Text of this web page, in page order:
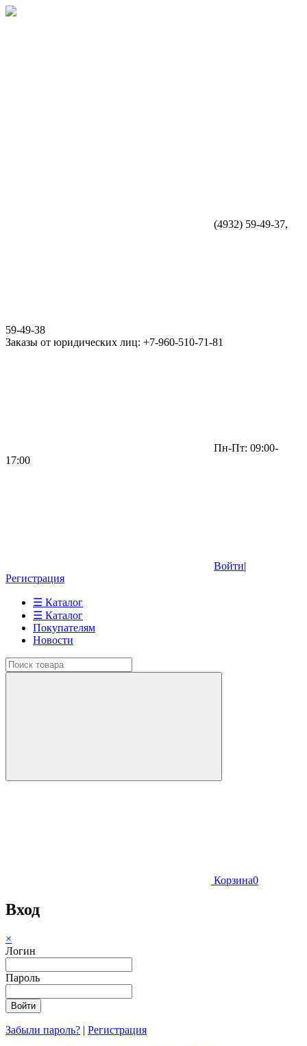
(4932) 59-49-37,
59-49-38
Заказы от юридических лиц: +7-960-510-71-81
Пн-Пт: 09:00-
17:00
Войти|
Регистрация
☰ Каталог
☰ Каталог
Покупателям
Новости
Корзина0
Вход
×
Логин
Пароль
Забыли пароль? | Регистрация